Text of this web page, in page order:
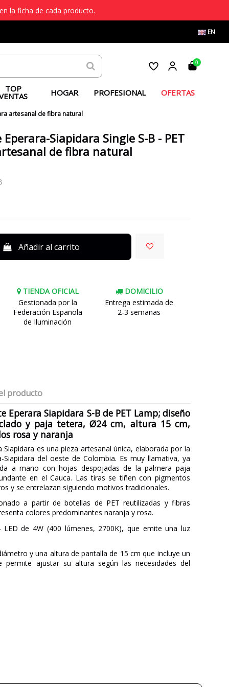
la ficha de cada producto.
EN
0
TOP HOGAR PROFESIONAL OFERTAS
artesanal de fibra natural
Siapidara Single S-B - PET
de fibra natural
Añadir al carrito
TIENDA OFICIAL
Gestionada por la
Federación Española
de Iluminación
DOMICILIO
Entrega estimada de
2-3 semanas
producto
Eperara Siapidara S-B de PET Lamp; diseño
y paja tetera, Ø24 cm, altura 15 cm,
rosa y naranja
es una pieza artesanal única, elaborada por la
Siapidara del oeste de Colombia. Es muy llamativa, ya
a mano con hojas despojadas de la palmera paja
en el Cauca. Las tiras se tiñen con pigmentos
y se entrelazan siguiendo motivos tradicionales.
a partir de botellas de PET reutilizadas y fibras
colores predominantes naranja y rosa.
LED de 4W (400 lúmenes, 2700K), que emite una luz
y una altura de pantalla de 15 cm que incluye un
ajustar su altura según las necesidades del